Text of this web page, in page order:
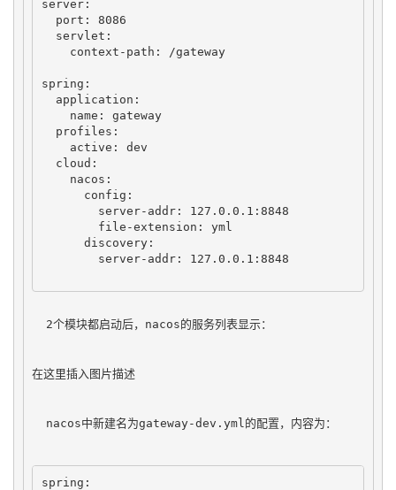
server:
  port: 8086
  servlet:
    context-path: /gateway
spring:
  application:
    name: gateway
  profiles:
    active: dev
  cloud:
    nacos:
      config:
        server-addr: 127.0.0.1:8848
        file-extension: yml
      discovery:
        server-addr: 127.0.0.1:8848
2个模块都启动后，nacos的服务列表显示：
在这里插入图片描述
nacos中新建名为gateway-dev.yml的配置，内容为：
spring: